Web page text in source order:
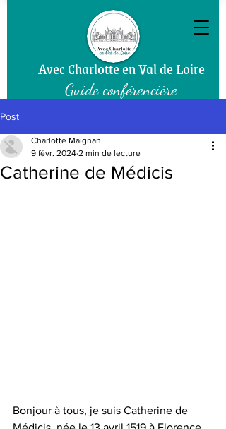
Avec Charlotteen Val de Loire
Guide conférencière
Post
Catherine de Médicis
Charlotte Maignan
9 févr. 2024 2 min de lecture
Bonjour à tous, je suis Catherine de